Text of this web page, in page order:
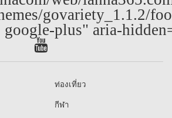
govariety_1.1.2/
google-plus" aria-
ท่องเที่ยว
กีฬา